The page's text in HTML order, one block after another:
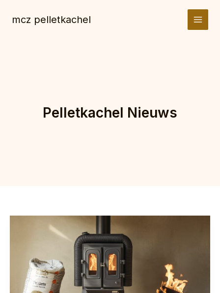
naarmcz pelletkachel
Pelletkachel Nieuws